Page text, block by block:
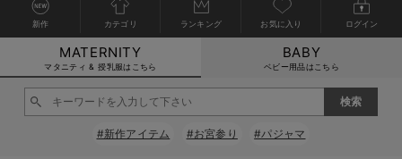
マタニティウェア全て
マタニティ ワンピース
マタニティ 下着・インナー全て
授乳ブラ・マタニティブラ（マタニティインナー・産後用品）
授乳服全て
マタニティ フォーマル全て
マタニティ スーツ
授乳用品全て
妊婦用 抱き枕・授乳クッション
マタニティレッグウェア全て
マタニティストッキング・タイツ
マタニティ ボディケア全て
アウトレット全て
【アウトレット】ワンピース
特集全て
再入荷全て
再入荷｜インナー
戻る
送料無料アイテム全て
ワンピース
戻る
ブラキャミ おまとめ
戻る
【37周年祭セール】
【37周年祭セール】
戻る
気温差別オススメア
【15℃】3月下旬～
戻る
動きやすく着回しで
戻る
強撚スムース(コスパ
戻る
マタニティウェア
【おまとめ割】パジ
戻る
こだわりの履き心地
カジュアル
戻る
ジャケット派
戻る
出産準備応援割全て
マタニティパジャマ
戻る
【オフィスカジュア
戻る
レギンスタイプ
戻る
【フォーマル】ワン
戻る
【ベビー】長袖
戻る
ハンカチ
戻る
快適ウェア10%OFF
戻る
春のマタニティワン
セットアップ・ レイ
戻る
Gift Selection 出産
〜3,000円（税込）
戻る
冬の冷え対策インナ
薄くてあったか
戻る
入院準備の持ち物チ
入院してすぐ使うグ
戻る
冬のあったか特集全て
【冬のあったか特集
新作 カテゴリ ランキング お気に入り ログイン
MATERNITY
マタニティ & 授乳服はこちら
BABY
ベビー用品はこちら
#新作アイテム #お宮参り #パジャマ
カートに入れる
閉じる